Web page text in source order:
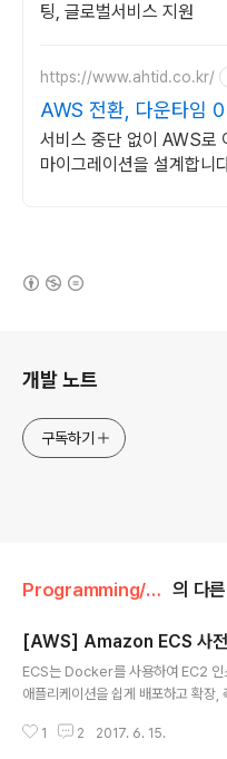
팅, 글로벌서비스 지원
https://www.ahtid.co.kr/
AWS 전환, 다운타임 0
서비스 중단 없이 AWS로
마이그레이션을 설계합니
개발 노트
구독하기
Programming/AWS 의 다
[AWS] Amazon ECS 사전
ECS는 Docker를 사용하여 EC2 인
애플리케이션을 쉽게 배포하고 확장,
er 컨테이너를 어떻게 구성하여 띄울
1 2 2017. 6. 15.